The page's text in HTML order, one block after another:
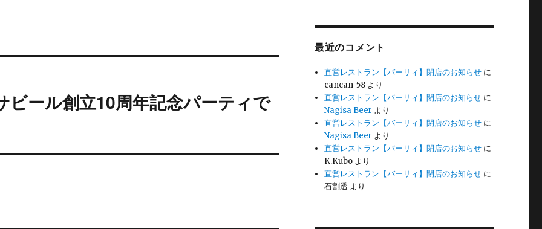
ビール創立10周年記念パーティで
最近のコメント
直営レストラン【バーリィ】閉店のお知らせ に
cancan-58 より
直営レストラン【バーリィ】閉店のお知らせ に
Nagisa Beer より
直営レストラン【バーリィ】閉店のお知らせ に
Nagisa Beer より
直営レストラン【バーリィ】閉店のお知らせ に
K.Kubo より
直営レストラン【バーリィ】閉店のお知らせ に
石割透 より